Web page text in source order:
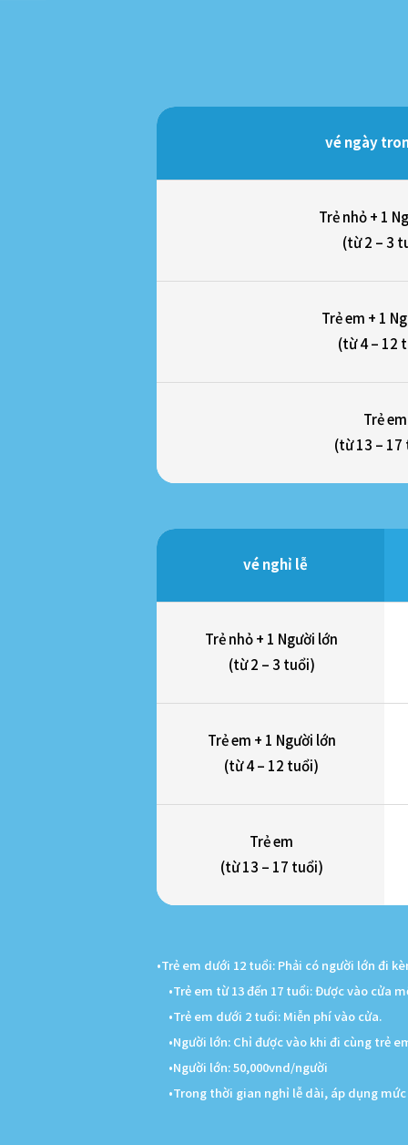
vé ngày
Trẻ nhỏ + 1
(từ 2 – 3
Trẻ em + 1
(từ 4 – 12
Trẻ em
(từ 13 –
vé nghỉ lễ
Trẻ nhỏ + 1 Người lớn
(từ 2 – 3 tuổi)
Trẻ em + 1 Người lớn
(từ 4 – 12 tuổi)
Trẻ em
(từ 13 – 17 tuổi)
•Trẻ em dưới 12 tuổi: Phải có người lớn đi
•Trẻ em từ 13 đến 17 tuổi: Được vào cửa
•Trẻ em dưới 2 tuổi: Miễn phí vào cửa.
•Người lớn: Chỉ được vào khi đi cùng trẻ
•Người lớn: 50,000vnd/người
•Trong thời gian nghỉ lễ dài, áp dụng